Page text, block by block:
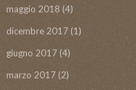
maggio 2018 (4)
dicembre 2017(1)
giugno 2017(4)
marzo 2017(2)